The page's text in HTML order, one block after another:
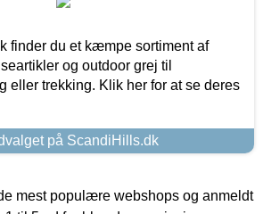
finder du et kæmpe sortiment af
og outdoor grej til
eller trekking. Klik her for at se deres
på ScandiHills.dk
mest populære webshops og anmeldt